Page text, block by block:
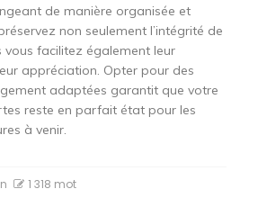
de manière organisée et
non seulement l’intégrité de
vous facilitez également leur
appréciation. Opter pour des
adaptées garantit que votre
reste en parfait état pour les
à venir.
1 318 mot